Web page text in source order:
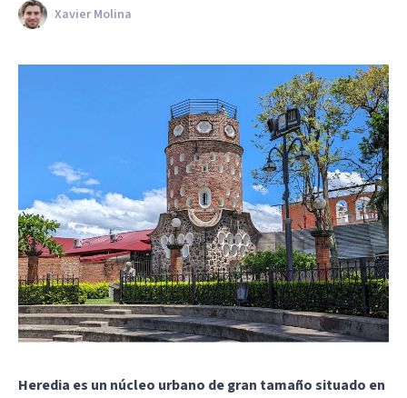
Xavier Molina
Heredia es un núcleo urbano de gran tamaño situado en